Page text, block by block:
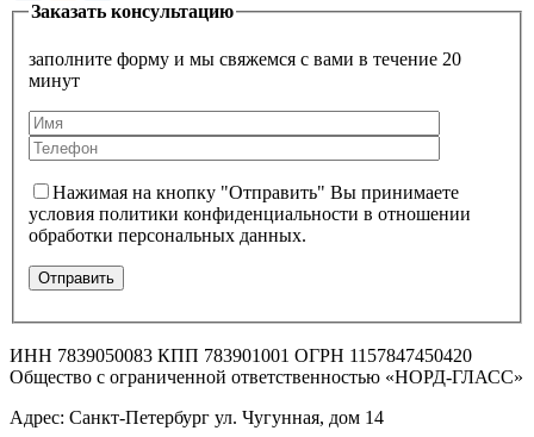
Заказать консультацию
заполните форму и мы свяжемся с вами в течение 20
минут
Нажимая на кнопку "Отправить" Вы принимаете
условия политики конфиденциальности в отношении
обработки персональных данных.
ИНН 7839050083 КПП 783901001 ОГРН 1157847450420
Общество с ограниченной ответственностью «НОРД-ГЛАСС»
Адрес: Санкт-Петербург ул. Чугунная, дом 14